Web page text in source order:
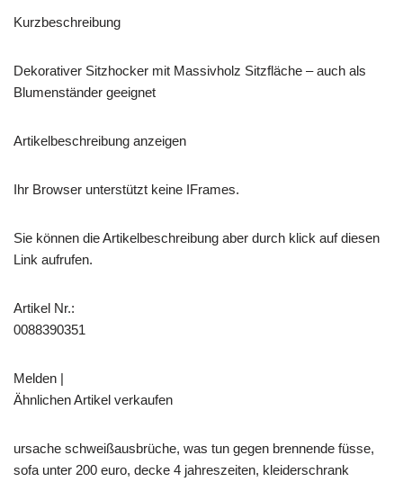
Kurzbeschreibung
Dekorativer Sitzhocker mit Massivholz Sitzfläche – auch als
Blumenständer geeignet
Artikelbeschreibung anzeigen
Ihr Browser unterstützt keine IFrames.
Sie können die Artikelbeschreibung aber durch klick auf diesen
Link aufrufen.
Artikel Nr.:
0088390351
Melden |
Ähnlichen Artikel verkaufen
ursache schweißausbrüche, was tun gegen brennende füsse,
sofa unter 200 euro, decke 4 jahreszeiten, kleiderschrank